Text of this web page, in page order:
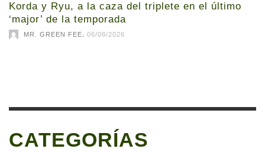
Korda y Ryu, a la caza del triplete en el último
‘major’ de la temporada
MR. GREEN FEE 06/08/2026
CATEGORÍAS